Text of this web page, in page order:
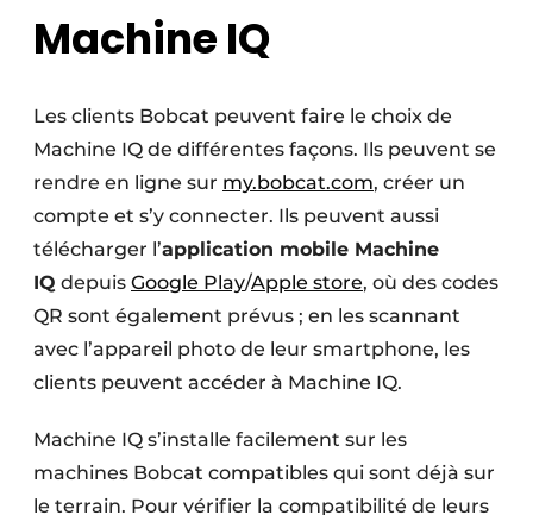
Machine IQ
Les clients Bobcat peuvent faire le choix de
Machine IQ de différentes façons. Ils peuvent se
rendre en ligne sur my.bobcat.com, créer un
compte et s’y connecter. Ils peuvent aussi
télécharger l’application mobile Machine
IQ depuis Google Play/Apple store, où des codes
QR sont également prévus ; en les scannant
avec l’appareil photo de leur smartphone, les
clients peuvent accéder à Machine IQ.
Machine IQ s’installe facilement sur les
machines Bobcat compatibles qui sont déjà sur
le terrain. Pour vérifier la compatibilité de leurs